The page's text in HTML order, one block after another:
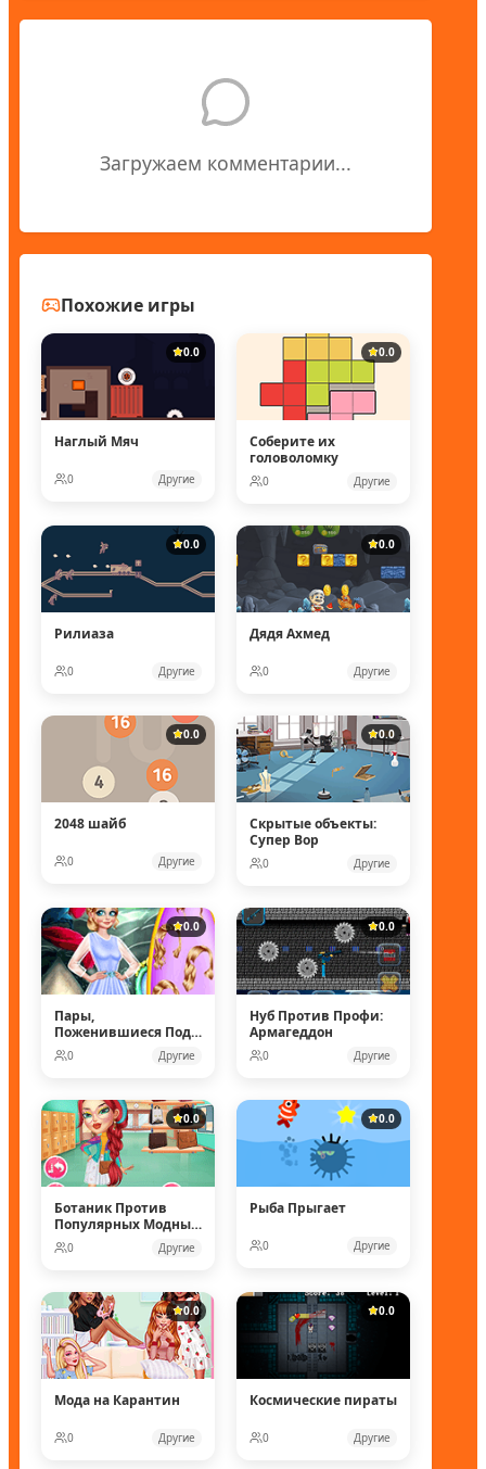
Загружаем комментарии...
Похожие игры
0.0
Наглый Мяч
0 Другие
0.0
Соберите их
головоломку
0 Другие
0.0
Рилиаза
0 Другие
0.0
Дядя Ахмед
0 Другие
0.0
2048 шайб
0 Другие
0.0
Скрытые объекты:
Супер Вор
0 Другие
0.0
Пары,
Поженившиеся Под
Водой
0 Другие
0.0
Нуб Против Профи:
Армагеддон
0 Другие
0.0
Ботаник Против
Популярных Модных
Кукол
0 Другие
0.0
Рыба Прыгает
0 Другие
0.0
Мода на Карантин
0 Другие
0.0
Космические пираты
0 Другие